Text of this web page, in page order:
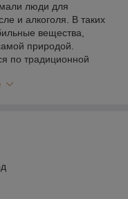
люди для
и алкоголя. В таких
вещества,
природой.
по традиционной
Так же для
подставкой.
из дуба объемом 5 —
пройдет
настаивать